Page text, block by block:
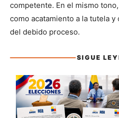
competente. En el mismo
como acatamiento a la tutela
del debido proceso.
SIGUE
Sigue leyendo